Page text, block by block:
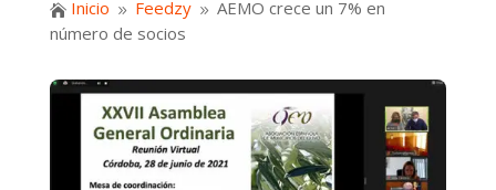
 Inicio 9 Feedzy 9 AEMO crece un 7% en
número de socios